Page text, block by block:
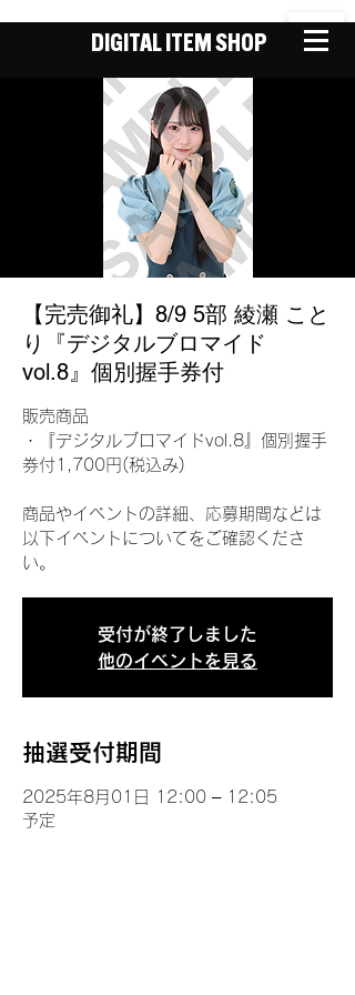
DIGITAL ITEM SHOP
【完売御礼】8/9 5部 綾瀬 こと
り『デジタルブロマイド
vol.8』個別握手券付
販売商品
・『デジタルブロマイドvol.8』個別握手
券付1,700円(税込み)
商品やイベントの詳細、応募期間などは
以下イベントについてをご確認くださ
い。
受付が終了しました
他のイベントを見る
抽選受付期間
2025年8月01日 12:00 – 12:05
予定